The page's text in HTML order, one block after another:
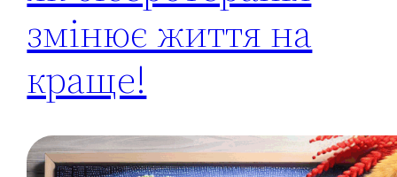
змінює життя на
краще!